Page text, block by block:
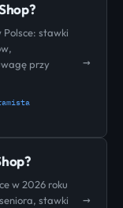
Polsce: stawki
przy
→
w 2026 roku
stawki
→